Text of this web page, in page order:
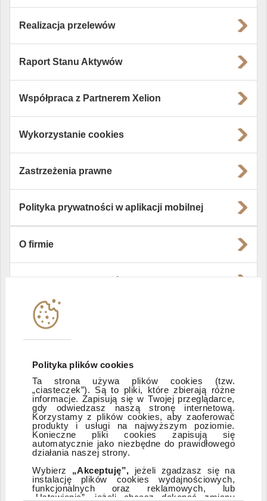
Polityka plików cookies
Ta strona używa plików cookies (tzw.
„ciasteczek”). Są to pliki, które zbierają różne
informacje. Zapisują się w Twojej przeglądarce,
gdy odwiedzasz naszą stronę internetową.
Korzystamy z plików cookies, aby zaoferować
produkty i usługi na najwyższym poziomie.
Konieczne pliki cookies zapisują się
automatycznie jako niezbędne do prawidłowego
działania naszej strony.
Wybierz „Akceptuję”, jeżeli zgadzasz się na
instalację plików cookies wydajnościowych,
funkcjonalnych oraz reklamowych, lub
„Ustawienia”, jeżeli chcesz dokonać zmiany
Realizacja przelewów
Raport Stanu Aktywów
Współpraca z Partnerem Xelion
Wykorzystanie cookies
Zastrzeżenia prawne
Polityka prywatności w aplikacji mobilnej
O firmie
Instytucje współpracujące
Zastrzeżenia prawne
ESG